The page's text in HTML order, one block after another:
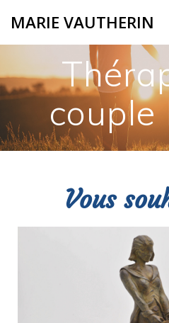
MARIE VAUTHERIN
couple
Vous